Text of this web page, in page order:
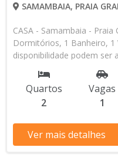
SAMAMBAIA, PRAIA
CASA - Samambaia -
Dormitórios, 1 Banheiro, 1
disponibilidade podem ser
verificar entrando em
Quartos
2
Vagas
1
Ver mais detalhes